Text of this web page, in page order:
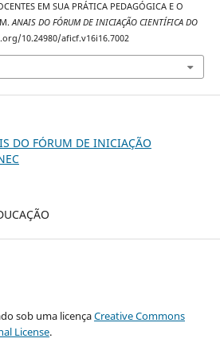
EM SUA PRÁTICA PEDAGÓGICA E O
ANAIS DO FÓRUM DE INICIAÇÃO CIENTÍFICA DO
10.24980/aficf.v16i16.7002
DO FÓRUM DE INICIAÇÃO
sob uma licençaCreative Commons
License.